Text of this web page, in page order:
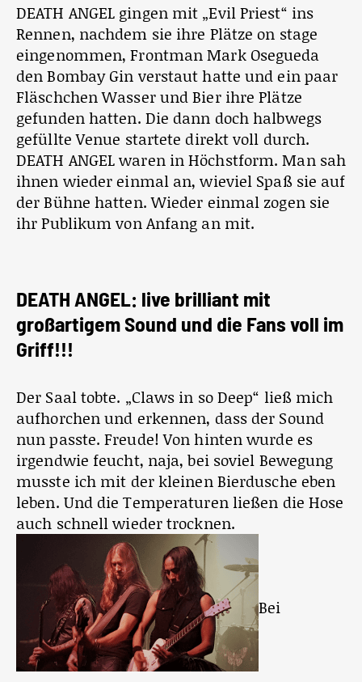
DEATH ANGEL gingen mit „Evil Priest“ ins
Rennen, nachdem sie ihre Plätze on stage
eingenommen, Frontman Mark Osegueda
den Bombay Gin verstaut hatte und ein paar
Fläschchen Wasser und Bier ihre Plätze
gefunden hatten. Die dann doch halbwegs
gefüllte Venue startete direkt voll durch.
DEATH ANGEL waren in Höchstform. Man sah
ihnen wieder einmal an, wieviel Spaß sie auf
der Bühne hatten. Wieder einmal zogen sie
ihr Publikum von Anfang an mit.
DEATH ANGEL: live brilliant mit
großartigem Sound und die Fans voll im
Griff!!!
Der Saal tobte. „Claws in so Deep“ ließ mich
aufhorchen und erkennen, dass der Sound
nun passte. Freude! Von hinten wurde es
irgendwie feucht, naja, bei soviel Bewegung
musste ich mit der kleinen Bierdusche eben
leben. Und die Temperaturen ließen die Hose
auch schnell wieder trocknen.
Bei